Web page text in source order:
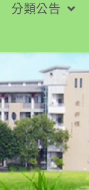
分類公告